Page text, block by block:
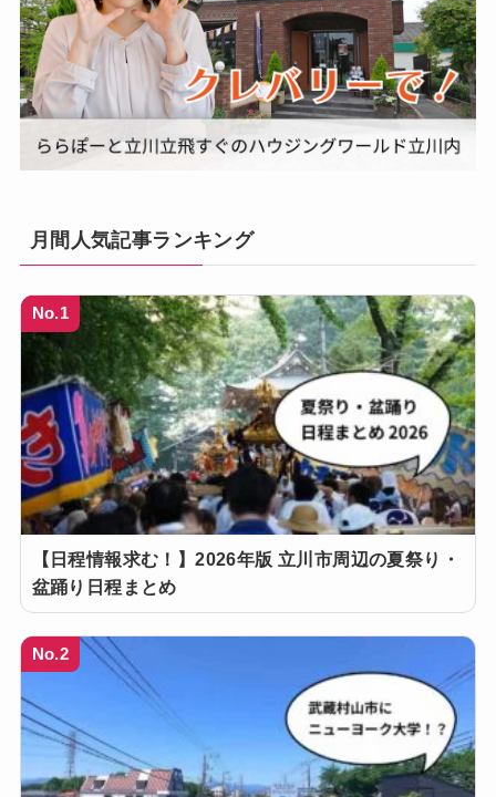
月間人気記事ランキング
No.1
【日程情報求む！】2026年版 立川市周辺の夏祭り・
盆踊り日程まとめ
No.2